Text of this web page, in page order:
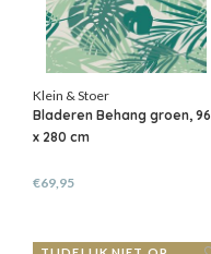
Klein & Stoer
Bladeren Behang groen, 96
x 280 cm
€69,95